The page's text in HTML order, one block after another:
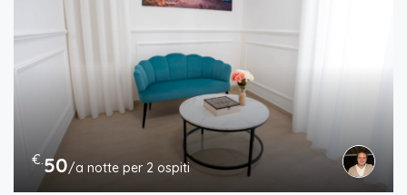
€.50/a notte per 2 ospiti